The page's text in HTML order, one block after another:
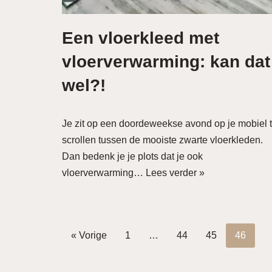
Een vloerkleed met
vloerverwarming: kan dat
wel?!
Je zit op een doordeweekse avond op je mobiel
scrollen tussen de mooiste zwarte vloerkleden.
Dan bedenk je je plots dat je ook
vloerverwarming… Lees verder »
« Vorige 1 … 44 45 46